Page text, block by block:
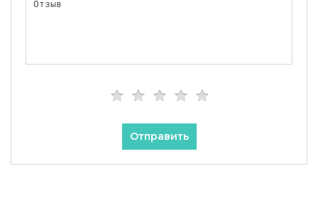
Отправить